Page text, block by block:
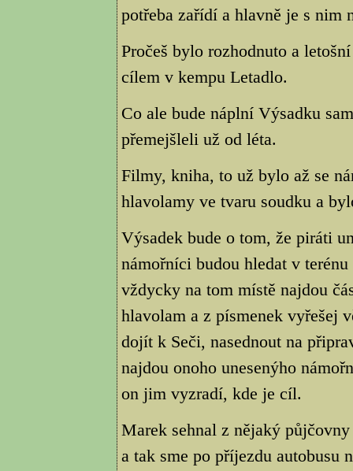
potřeba zařídí a hlavně je s nim
Pročeš bylo rozhodnuto a
cílem v kempu Letadlo.
Co ale bude náplní Výsadku
přemejšleli už od léta.
Filmy, kniha, to už bylo až se
hlavolamy ve tvaru soudku a
Výsadek bude o tom, že piráti
námořníci budou hledat v
vždycky na tom místě najdou
hlavolam a z písmenek vyřešej
dojít k Seči, nasednout na
najdou onoho unesenýho
on jim vyzradí, kde je cíl.
Marek sehnal z nějaký
a tak sme po příjezdu